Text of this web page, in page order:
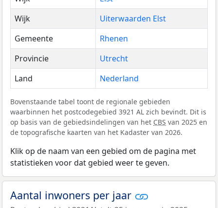
Wijk
Uiterwaarden Elst
Gemeente
Rhenen
Provincie
Utrecht
Land
Nederland
Bovenstaande tabel toont de regionale gebieden
waarbinnen het postcodegebied 3921 AL zich bevindt. Dit is
op basis van de gebiedsindelingen van het CBS van 2025 en
de topografische kaarten van het Kadaster van 2026.
Klik op de naam van een gebied om de pagina met
statistieken voor dat gebied weer te geven.
Aantal inwoners per jaar